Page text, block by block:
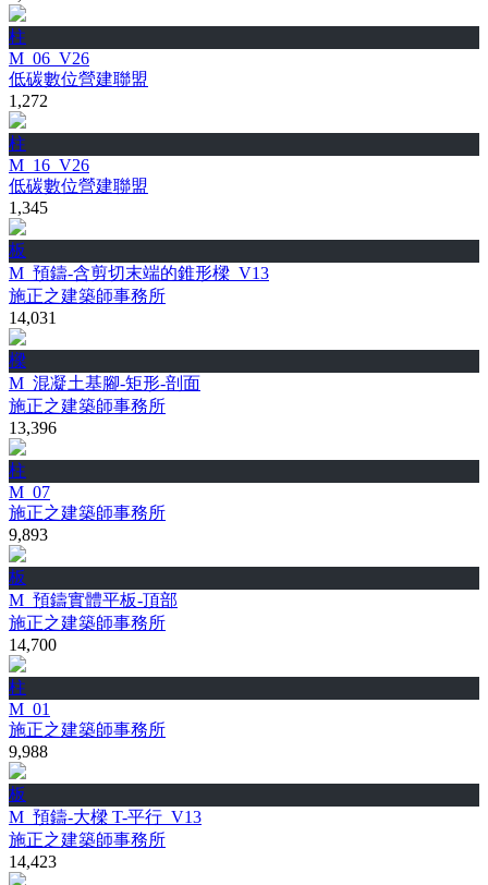
柱
M_06_V26
低碳數位營建聯盟
1,272
柱
M_16_V26
低碳數位營建聯盟
1,345
板
M_預鑄-含剪切末端的錐形樑_V13
施正之建築師事務所
14,031
樑
M_混凝土基腳-矩形-剖面
施正之建築師事務所
13,396
柱
M_07
施正之建築師事務所
9,893
板
M_預鑄實體平板-頂部
施正之建築師事務所
14,700
柱
M_01
施正之建築師事務所
9,988
板
M_預鑄-大樑 T-平行_V13
施正之建築師事務所
14,423